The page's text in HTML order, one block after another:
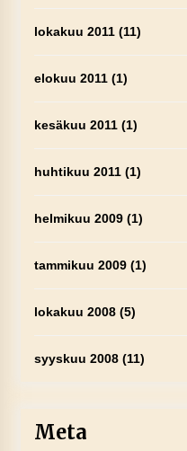
lokakuu 2011(11)
elokuu 2011(1)
kesäkuu 2011(1)
huhtikuu 2011(1)
helmikuu 2009(1)
tammikuu 2009(1)
lokakuu 2008(5)
syyskuu 2008(11)
Meta